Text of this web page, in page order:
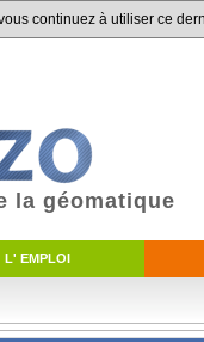
continuez à utiliser ce
L' EMPLOI
la géomatique